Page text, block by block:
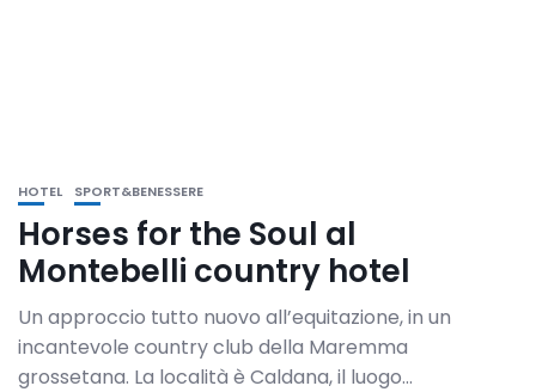
HOTEL SPORT&BENESSERE
Horses for the Soul al
Montebelli country hotel
Un approccio tutto nuovo all’equitazione, in un
incantevole country club della Maremma
grossetana. La località è Caldana, il luogo...